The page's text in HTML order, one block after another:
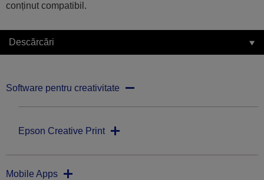
conținut compatibil.
Descărcări
Software pentru creativitate
Epson Creative Print
Mobile Apps